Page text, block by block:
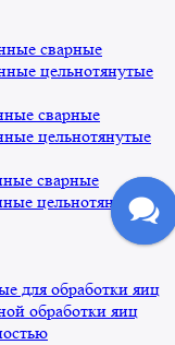
сварные
цельнотянутые
сварные
цельнотянутые
сварные
цельнотянутые
для обработки яиц
обработки яиц